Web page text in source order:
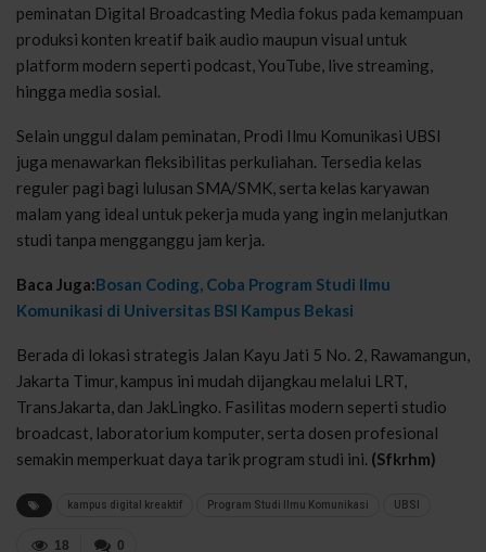
peminatan Digital Broadcasting Media fokus pada kemampuan
produksi konten kreatif baik audio maupun visual untuk
platform modern seperti podcast, YouTube, live streaming,
hingga media sosial.
Selain unggul dalam peminatan, Prodi Ilmu Komunikasi UBSI
juga menawarkan fleksibilitas perkuliahan. Tersedia kelas
reguler pagi bagi lulusan SMA/SMK, serta kelas karyawan
malam yang ideal untuk pekerja muda yang ingin melanjutkan
studi tanpa mengganggu jam kerja.
Baca Juga:Bosan Coding, Coba Program Studi Ilmu
Komunikasi di Universitas BSI Kampus Bekasi
Berada di lokasi strategis Jalan Kayu Jati 5 No. 2, Rawamangun,
Jakarta Timur, kampus ini mudah dijangkau melalui LRT,
TransJakarta, dan JakLingko. Fasilitas modern seperti studio
broadcast, laboratorium komputer, serta dosen profesional
semakin memperkuat daya tarik program studi ini. (Sfkrhm)
kampus digital kreaktif Program Studi Ilmu Komunikasi UBSI
0
18